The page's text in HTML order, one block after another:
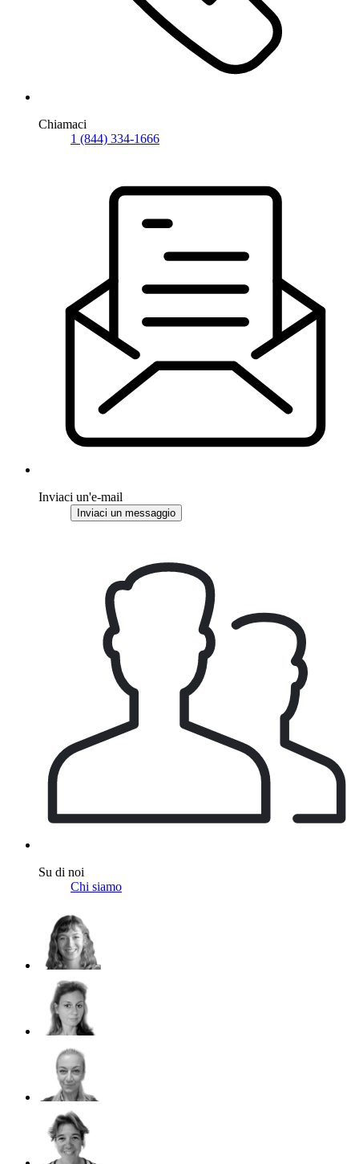
Chiamaci
1 (844) 334-1666
Inviaci un'e-mail
Inviaci un messaggio
Su di noi
Chi siamo